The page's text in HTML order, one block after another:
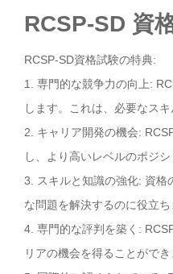
RCSP-SD 資
RCSP-SD資格試験の特典:
1. 専門的な競争力の向上:
します。これは、必要なス
2. キャリア開発の機会:
し、より高いレベルのポジ
3. スキルと知識の強化: 資格
な問題を解決するのに役立ち
4. 専門的な評判を築く:
リアの機会を得ることができ